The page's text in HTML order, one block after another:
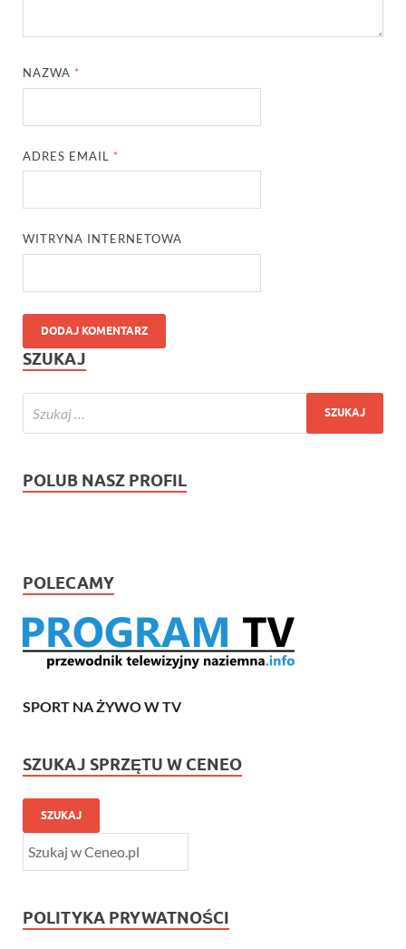
NAZWA *
ADRES EMAIL *
WITRYNA INTERNETOWA
SZUKAJ
POLUB NASZ PROFIL
POLECAMY
SPORT NA ŻYWO W TV
SZUKAJ SPRZĘTU W CENEO
SZUKAJ
POLITYKA PRYWATNOŚCI